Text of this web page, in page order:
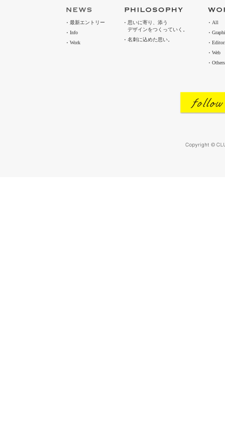
最新エントリー
Info
Work
思いに寄り、添う
デザインをつくっていく。
名刺に込めた思い。
All
Web
Others